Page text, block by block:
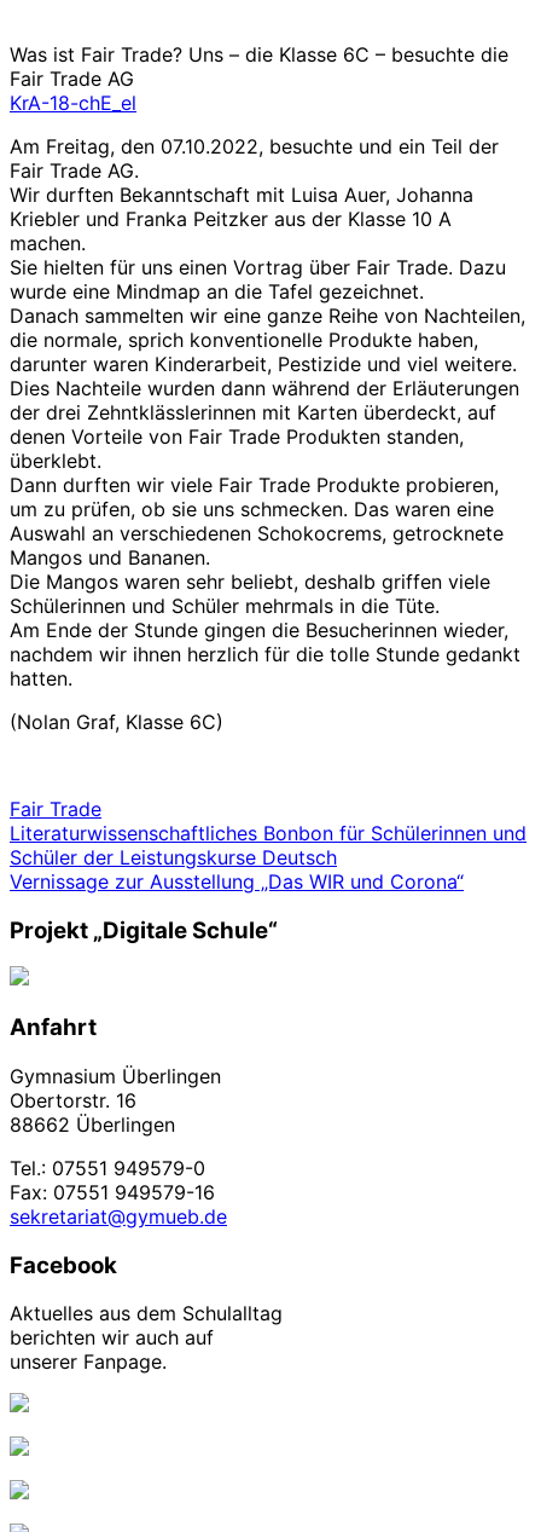
Was ist Fair Trade? Uns – die Klasse 6C – besuchte die
Fair Trade AG
KrA-18-chE_el
Am Freitag, den 07.10.2022, besuchte und ein Teil der
Fair Trade AG.
Wir durften Bekanntschaft mit Luisa Auer, Johanna
Kriebler und Franka Peitzker aus der Klasse 10 A
machen.
Sie hielten für uns einen Vortrag über Fair Trade. Dazu
wurde eine Mindmap an die Tafel gezeichnet.
Danach sammelten wir eine ganze Reihe von Nachteilen,
die normale, sprich konventionelle Produkte haben,
darunter waren Kinderarbeit, Pestizide und viel weitere.
Dies Nachteile wurden dann während der Erläuterungen
der drei Zehntklässlerinnen mit Karten überdeckt, auf
denen Vorteile von Fair Trade Produkten standen,
überklebt.
Dann durften wir viele Fair Trade Produkte probieren,
um zu prüfen, ob sie uns schmecken. Das waren eine
Auswahl an verschiedenen Schokocrems, getrocknete
Mangos und Bananen.
Die Mangos waren sehr beliebt, deshalb griffen viele
Schülerinnen und Schüler mehrmals in die Tüte.
Am Ende der Stunde gingen die Besucherinnen wieder,
nachdem wir ihnen herzlich für die tolle Stunde gedankt
hatten.
(Nolan Graf, Klasse 6C)
Fair Trade
Beitrags-
Navigation
Literaturwissenschaftliches Bonbon für Schülerinnen und
Schüler der Leistungskurse Deutsch
Vernissage zur Ausstellung „Das WIR und Corona“
Projekt „Digitale Schule“
Anfahrt
Gymnasium Überlingen
Obertorstr. 16
88662 Überlingen
Tel.: 07551 949579-0
Fax: 07551 949579-16
sekretariat@gymueb.de
Facebook
Aktuelles aus dem Schulalltag
berichten wir auch auf
unserer Fanpage.